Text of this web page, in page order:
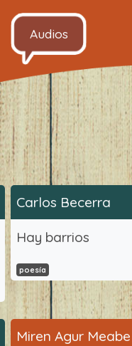
Audios
Carlos Becerra
Hay barrios
poesía
Miren Agur Meabe